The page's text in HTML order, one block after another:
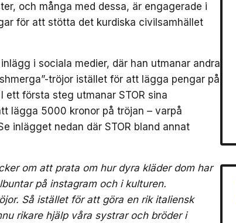
och många med dessa, är engagerade i
för att stötta det kurdiska civilsamhället
i sociala medier, där han utmanar andra
tröjor istället för att lägga pengar på
ett första steg utmanar STOR sina
lägga 5000 kronor på tröjan – varpå
inlägget nedan där STOR bland annat
om att prata om hur dyra kläder dom har
på instagram och i kulturen.
Så istället för att göra en rik italiensk
rikare hjälp våra systrar och bröder i